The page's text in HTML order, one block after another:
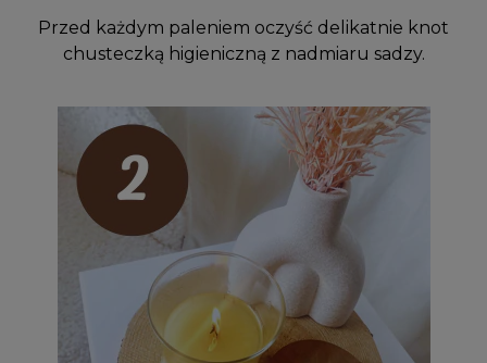
Przed każdym paleniem oczyść delikatnie knot
chusteczką higieniczną z nadmiaru sadzy.